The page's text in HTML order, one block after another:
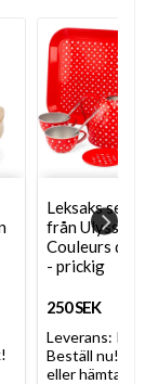
Leksaks
från Ulysse
Couleurs
- prickig
250 SEK
Leverans: I
Beställ nu!
eller hämtas i